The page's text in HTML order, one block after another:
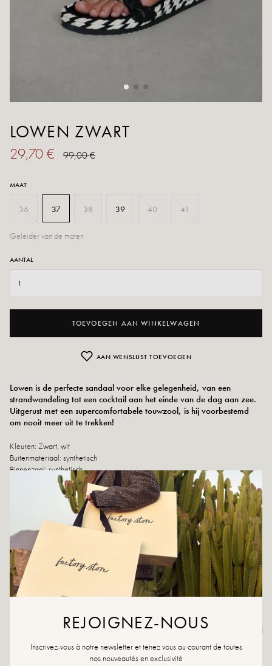
LOWEN ZWART
29,70 € 99,00 €
MAAT
36 37 38 39 40 41
Geleider van de maten
AANTAL
TOEVOEGEN AAN WINKELWAGEN
AAN WENSLIJST TOEVOEGEN
Lowen is de perfecte sandaal voor elke gelegenheid, van een
strandwandeling tot een cocktail aan het einde van de dag aan zee.
Uitgerust met een supercomfortabele touwzool, is hij voorbestemd
om nooit meer uit te trekken!
Kleuren: Zwart, wit
Buitenmateriaal: synthetisch
Binnenzool: synthetisch
Buitenzool: synthetisch materiaal
Hakhoogte: 3 cm
Hoogte dienblad: 2 cm
Punt van de schoen: rond
Sluiting: klittenband
Maatadvies: Kies voor dit model je gebruikelijke maat. Zit je tussen twee
maten in, kies dan de maat hierboven.
Onderhoudsadvies: We raden je aan om je schoenen waterdicht te maken met
een gespecialiseerd product of een multi-materiaal spray die in alle gevallen
geschikt is.
Mocht uw maat niet meer beschikbaar zijn, maak dan gerust een alert aan
of bezoek onze verschillende verkooppunten die regelmatig extra voorraad
hebben.
REJOIGNEZ-NOUS
Inscrivez-vous à notre newsletter et tenez vous au courant de toutes
nos nouveautés en exclusivité